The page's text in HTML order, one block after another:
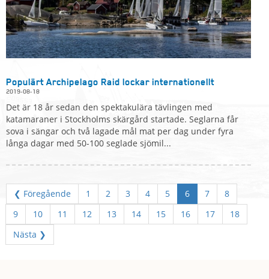
Populärt Archipelago Raid lockar internationellt
2019-08-18
Det är 18 år sedan den spektakulära tävlingen med
katamaraner i Stockholms skärgård startade. Seglarna får
sova i sängar och två lagade mål mat per dag under fyra
långa dagar med 50-100 seglade sjömil...
❮ Föregående 1 2 3 4 5 6 7
8
9
10 11 12 13 14 15 16 17
18
Nästa ❯